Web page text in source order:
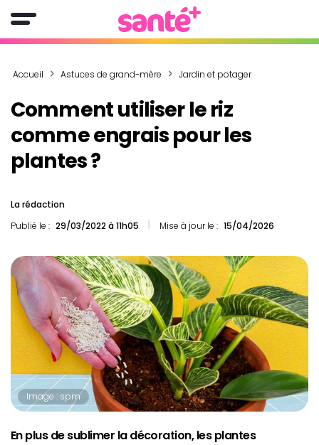
Accueil Astuces de grand-mère Jardin et potager
Comment utiliser le riz
comme engrais pour les
plantes ?
La rédaction
Publié le : 29/03/2022 à 11h05 Mise à jour le : 15/04/2026
Image : spm
En plus de sublimer la décoration, les plantes